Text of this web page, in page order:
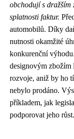
obchodují s dražším
splatnosti faktur.
automobilů. Díky
nutnosti okamžité
konkurenční
designovým zbožím
rozvoje, aniž by ho
nebylo prodáno.
příkladem, jak
podporovat jeho růst.